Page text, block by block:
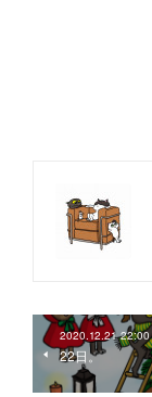
2020.12.21 22:00
22日。